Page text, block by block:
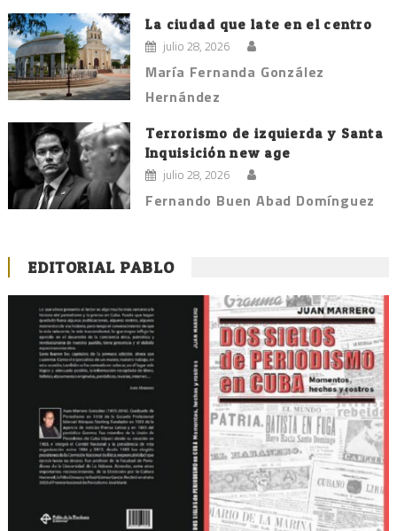
La ciudad que late en el centro
julio 28, 2026
María Fernanda González
Hernández
Terrorismo de izquierda y Santa
Inquisición new age
julio 28, 2026
Fernando Buen Abad Domínguez
EDITORIAL PABLO